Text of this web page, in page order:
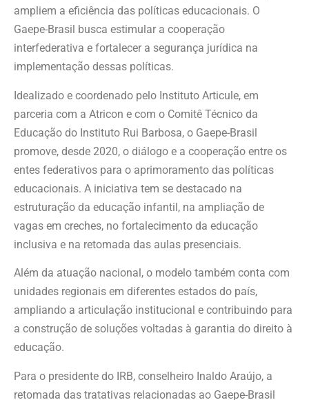
ampliem a eficiência das políticas educacionais. O
Gaepe-Brasil busca estimular a cooperação
interfederativa e fortalecer a segurança jurídica na
implementação dessas políticas.
Idealizado e coordenado pelo Instituto Articule, em
parceria com a Atricon e com o Comitê Técnico da
Educação do Instituto Rui Barbosa, o Gaepe-Brasil
promove, desde 2020, o diálogo e a cooperação entre os
entes federativos para o aprimoramento das políticas
educacionais. A iniciativa tem se destacado na
estruturação da educação infantil, na ampliação de
vagas em creches, no fortalecimento da educação
inclusiva e na retomada das aulas presenciais.
Além da atuação nacional, o modelo também conta com
unidades regionais em diferentes estados do país,
ampliando a articulação institucional e contribuindo para
a construção de soluções voltadas à garantia do direito à
educação.
Para o presidente do IRB, conselheiro Inaldo Araújo, a
retomada das tratativas relacionadas ao Gaepe-Brasil